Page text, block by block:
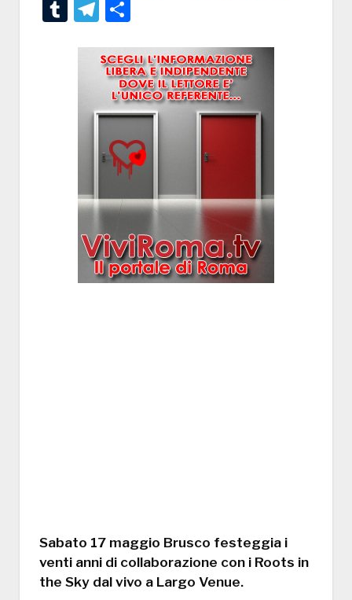
TumblrTelegram
Sabato 17 maggio Brusco festeggia i
venti anni di collaborazione con i Roots in
the Sky dal vivo a Largo Venue.